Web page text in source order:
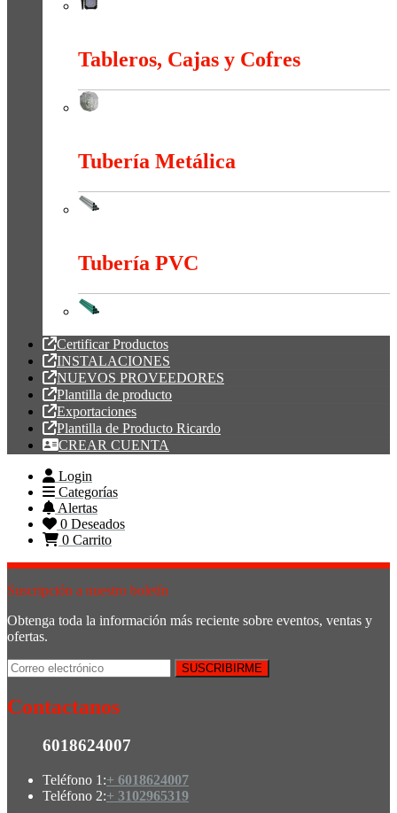
Tableros, Cajas y Cofres
Tubería Metálica
Tubería PVC
Certificar Productos
INSTALACIONES
NUEVOS PROVEEDORES
Plantilla de producto
Exportaciones
Plantilla de Producto Ricardo
CREAR CUENTA
Login
Categorías
Alertas
0 Deseados
0 Carrito
Suscripción a nuestro boletín
Obtenga toda la información más reciente sobre eventos, ventas y
ofertas.
Contactanos
6018624007
Teléfono 1:+ 6018624007
Teléfono 2:+ 3102965319